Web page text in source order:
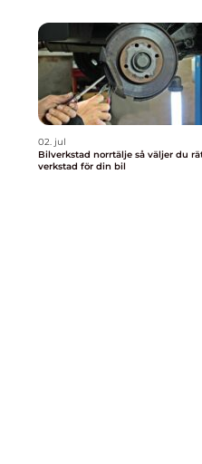
02. jul
Bilverkstad norrtälje så väljer du rätt
verkstad för din bil